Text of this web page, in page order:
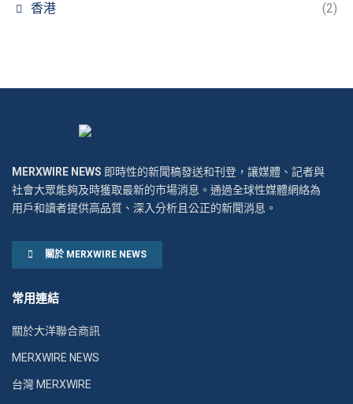
香港 (2)
MERXWIRE NEWS 即時性的新聞稿發送和刊登，讓媒體、記者與
社會大眾能夠及時獲取最新的市場消息。通過全球性媒體網絡為
用戶和讀者提供高品質、深入分析且公正的新聞消息。
關於 MERXWIRE NEWS
常用連結
關於大洋聯合商訊
MERXWIRE NEWS
台灣 MERXWIRE